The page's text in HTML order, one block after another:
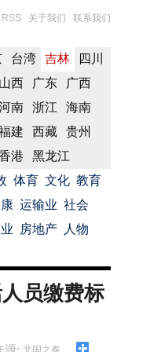
RSS 关于我们 联系我们
台湾 吉林
四川
山西 广东
广西
南 浙江
海南
建 西藏
贵州
港
黑龙江
体育 文化 教育
运输业 社会
房地产
人物
员缴费标
北国之春